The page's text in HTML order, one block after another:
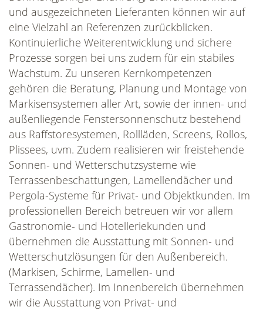
und ausgezeichneten Lieferanten können wir auf
eine Vielzahl an Referenzen zurückblicken.
Kontinuierliche Weiterentwicklung und sichere
Prozesse sorgen bei uns zudem für ein stabiles
Wachstum. Zu unseren Kernkompetenzen
gehören die Beratung, Planung und Montage von
Markisensystemen aller Art, sowie der innen- und
außenliegende Fenstersonnenschutz bestehend
aus Raffstoresystemen, Rollläden, Screens, Rollos,
Plissees, uvm. Zudem realisieren wir freistehende
Sonnen- und Wetterschutzsysteme wie
Terrassenbeschattungen, Lamellendächer und
Pergola-Systeme für Privat- und Objektkunden. Im
professionellen Bereich betreuen wir vor allem
Gastronomie- und Hotelleriekunden und
übernehmen die Ausstattung mit Sonnen- und
Wetterschutzlösungen für den Außenbereich.
(Markisen, Schirme, Lamellen- und
Terrassendächer). Im Innenbereich übernehmen
wir die Ausstattung von Privat- und